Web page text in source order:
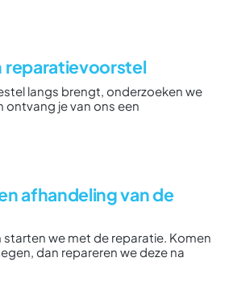
reparatievoorstel
langs brengt, onderzoeken we
ontvang je van ons een
afhandeling van de
starten we met de reparatie. Komen
dan repareren we deze na